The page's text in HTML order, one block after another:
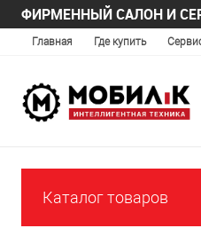
ФИРМЕННЫЙ САЛОН И
Главная Где купить
Каталог товаров